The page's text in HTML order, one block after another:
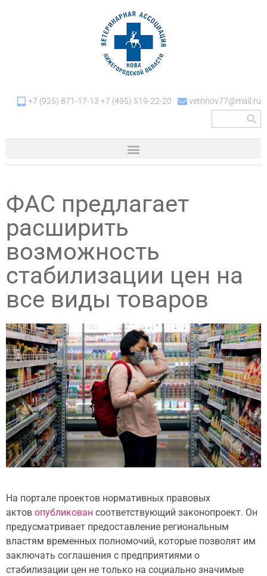
+7 (925) 871-17-13 +7 (495) 519-22-20 vetnnov77@mail.ru
ФАС предлагает
расширить
возможность
стабилизации цен на
все виды товаров
На портале проектов нормативных правовых
актов опубликован соответствующий законопроект. Он
предусматривает предоставление региональным
властям временных полномочий, которые позволят им
заключать соглашения с предприятиями о
стабилизации цен не только на социально значимые